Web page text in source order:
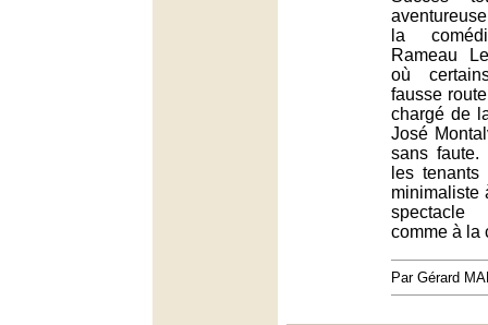
la
Rameau
où
fausse
chargé de
José
sans faute.
les
minimaliste
comme à la
Par Gérard